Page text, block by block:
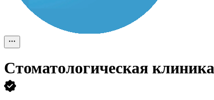
Стоматологическая